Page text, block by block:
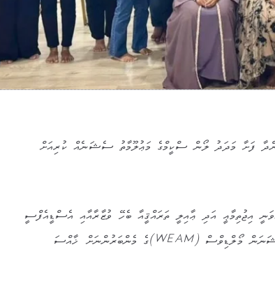
ފަށާ މަދަދު ލޯން ސްކީމްގެ މަޢުލޫމާތު ސެޝަނެއް ކުރިއަށް
އިޖުތިމާޢީ އަދި ޢާއިލީ ތަރައްޤީއާ ބެހޭ ވުޒާރާއާއި އެސްޑީއެފްސީ
ގުޅިގެން ވިމެން އޮންޓަޕިރިނުއަރ އެސޯސިއޭޝަނަން މޯލްޑިވްސް (WEAM)ގެ މެންބަރުންނަށް ޚާއްސަ